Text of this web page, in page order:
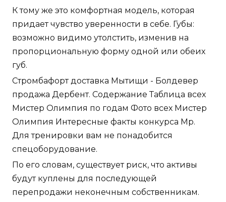
К тому же это комфортная модель, которая
придает чувство уверенности в себе. Губы:
возможно видимо утолстить, изменив на
пропорциональную форму одной или обеих
губ.
Стромбафорт доставка Мытищи - Болдевер
продажа Дербент. Содержание Таблица всех
Мистер Олимпия по годам Фото всех Мистер
Олимпия Интересные факты конкурса Мр.
Для тренировки вам не понадобится
спецоборудование.
По его словам, существует риск, что активы
будут куплены для последующей
перепродажи неконечным собственникам.